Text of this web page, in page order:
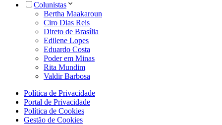
Colunistas
Bertha Maakaroun
Ciro Dias Reis
Direto de Brasília
Edilene Lopes
Eduardo Costa
Poder em Minas
Rita Mundim
Valdir Barbosa
Política de Privacidade
Portal de Privacidade
Política de Cookies
Gestão de Cookies